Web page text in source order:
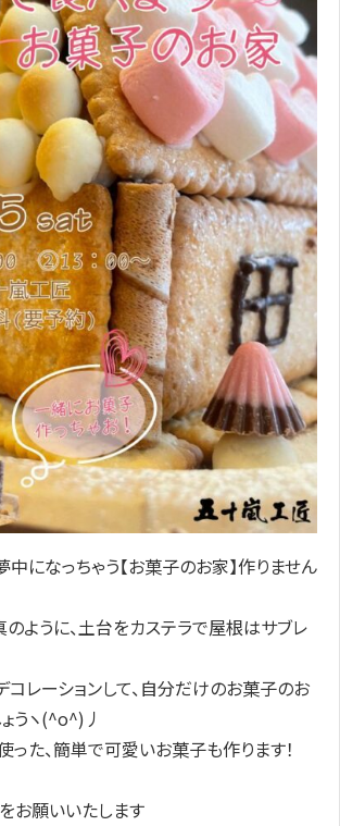
になっちゃう【お菓子のお家】作りません
ように、土台をカステラで屋根はサブレ
レーションして、自分だけのお菓子のお
うヽ(^o^)丿
た、簡単で可愛いお菓子も作ります！
お願いいたします